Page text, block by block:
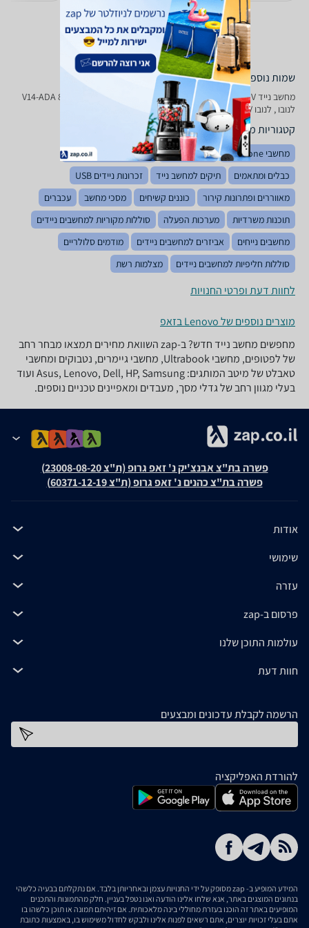
שמות נוספים לדגם
מחשב נייד Lenovo V 14 - ADA 82 C 6005 JIV לנובו, V14-ADA 82C6005JIV
לנובו , לנובו V14-ADA 82C6005JIV
קטגוריות משלימות
מחשבי All in one מערכות הגנה
מחשבים נייחים ממותגים
כבלים ומתאמים
תיקים למחשב נייד
זכרונות ניידים USB
מאווררים ופתרונות קירור
כוננים קשיחים מסכי מחשב
עכברים
תוכנות משרדיות
מערכות הפעלה
סוללות מקוריות למחשבים ניידים
מחשבים נייחים
אביזרים למחשבים ניידים
מודמים סלולריים
סוללות חליפיות למחשבים ניידים
מצלמות רשת
לחוות דעת ופרטי החנויות
מוצרים נוספים של Lenovo בזאפ
מחפשים מחשב נייד חדש? ב-zap השוואת מחירים תמצאו מבחר רחב
של לפטופים, מחשבי Ultrabook, מחשבי גיימרים, נטבוקים ומחשבי
טאבלט של מיטב המותגים: Asus, Lenovo, Dell, HP, Samsung ועוד
בעלי מגוון רחב של גדלי מסך, מעבדים ומאפיינים טכניים נוספים.
פשרה בת"צ אבנצ'יק נ' זאפ גרופ (ת"צ 23008-08-20)
פשרה בת"צ כהנים נ' זאפ גרופ (ת"צ 60371-12-19)
אודות
שימושי
עזרה
פרסום ב-zap
עולמות התוכן שלנו
חוות דעת
הרשמה לקבלת עדכונים ומבצעים
להורדת האפליקציה
המידע המופיע ב- zap מסופק על ידי החנויות עצמן ובאחריותן בלבד. אם נתקלתם בבעיה כלשהי
בנתונים המוצגים באתר, אנא שלחו אלינו הודעה ואנו נטפל בעניין. חלק מהתמונות והתכנים
המופיעים באתר זה הוכנו בעזרת מחוללי בינה מלאכותית. אם זיהיתם תמונה או תוכן כלשהו בו
אתם בעלי זכויות יוצרים, אתם רשאים לפנות אלינו ולבקש לחדול משימוש בו, באמצעות כתובת